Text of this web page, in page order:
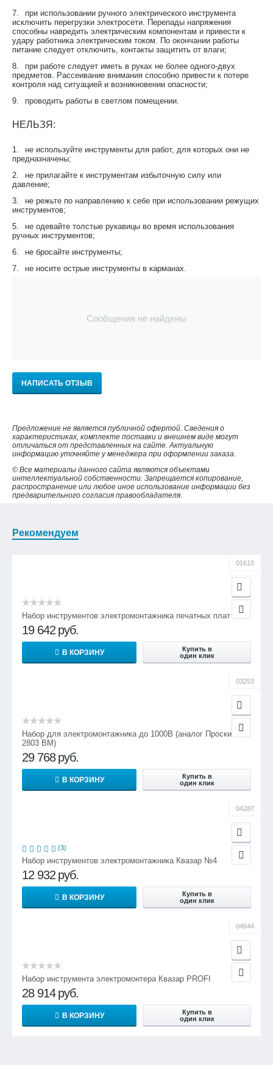
7.
при использовании ручного электрического инструмента
исключить перегрузки электросети. Перепады напряжения
способны навредить электрическим компонентам и привести к
удару работника электрическим током. По окончании работы
питание следует отключить, контакты защитить от влаги;
8.
при работе следует иметь в руках не более одного-двух
предметов. Рассеивание внимания способно привести к потере
контроля над ситуацией и возникновении опасности;
9.
проводить работы в светлом помещении.
НЕЛЬЗЯ:
1.
не используйте инструменты для работ, для которых они не
предназначены;
2.
не прилагайте к инструментам избыточную силу или
давление;
3.
не режьте по направлению к себе при использовании режущих
инструментов;
5.
не одевайте толстые рукавицы во время использования
ручных инструментов;
6.
не бросайте инструменты;
7.
не носите острые инструменты в карманах.
Сообщения не найдены
НАПИСАТЬ ОТЗЫВ
Предложение не является публичной офертой. Сведения о
характеристиках, комплекте поставки и внешнем виде могут
отличаться от представленных на сайте. Актуальную
информацию уточняйте у менеджера при оформлении заказа.
© Все материалы данного сайта являются объектами
интеллектуальной собственности. Запрещается копирование,
распространение или любое иное использование информации без
предварительного согласия правообладателя.
Рекомендуем
01610
Набор инструментов электромонтажника печатных плат
19 642 руб.
В КОРЗИНУ
Купить в
один клик
03253
Набор для электромонтажника до 1000В (аналог Проскит PK-
2803 BM)
29 768 руб.
В КОРЗИНУ
Купить в
один клик
04287
(3)
Набор инструментов электромонтажника Квазар №4
12 932 руб.
В КОРЗИНУ
Купить в
один клик
04644
Набор инструмента электромонтера Квазар PROFI
28 914 руб.
В КОРЗИНУ
Купить в
один клик